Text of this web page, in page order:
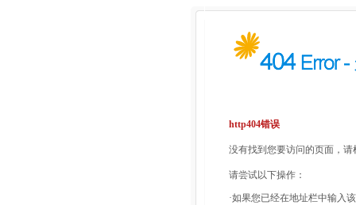
http404错误
没有找到您要访问的页面，
请尝试以下操作：
·如果您已经在地址栏中输入